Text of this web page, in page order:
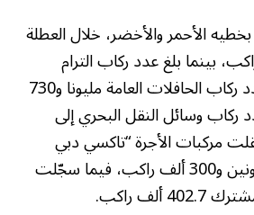
الأحمر والأخضر، خلال العطلة
ألف راكب، بينما بلغ عدد ركاب الترام
114.3 ألف راكب وعدد ركاب الحافلات العامة مليونا و730
وسائل النقل البحري إلى
مركبات الأجرة “تاكسي دبي
وشركات الامتياز” مليونين و300 ألف راكب، فيما سجّلت
راكب.